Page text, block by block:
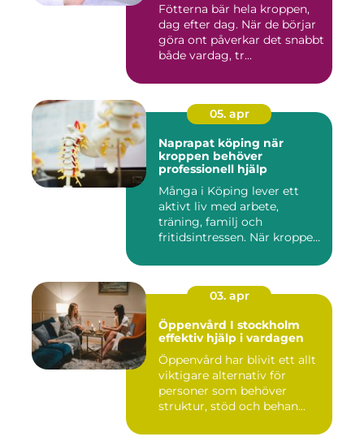
Fötterna bär hela kroppen,
dag efter dag. När de börjar
göra ont påverkar det snabbt
både vardag, tr...
05. apr
Naprapat köping när
kroppen behöver
professionell hjälp
Många i Köping lever ett
aktivt liv med arbete,
träning, familj och
fritidsintressen. När kroppen
03. apr
Öppenvård I stockholm
effektiv hjälp i vardagen
Öppenvård har blivit ett allt
viktigare alternativ för
personer som behöver
struktur, stöd och behan...